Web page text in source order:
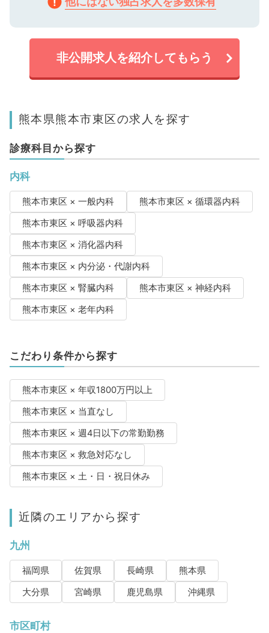
非公開求人を紹介してもらう
熊本県熊本市東区の求人を探す
診療科目から探す
内科
熊本市東区 × 一般内科
熊本市東区 × 循環器内科
熊本市東区 × 呼吸器内科
熊本市東区 × 消化器内科
熊本市東区 × 内分泌・代謝内科
熊本市東区 × 腎臓内科
熊本市東区 × 神経内科
熊本市東区 × 老年内科
こだわり条件から探す
熊本市東区 × 年収1800万円以上
熊本市東区 × 当直なし
熊本市東区 × 週4日以下の常勤勤務
熊本市東区 × 救急対応なし
熊本市東区 × 土・日・祝日休み
近隣のエリアから探す
九州
福岡県 佐賀県 長崎県
熊本県
大分県
宮崎県 鹿児島県 沖縄県
市区町村